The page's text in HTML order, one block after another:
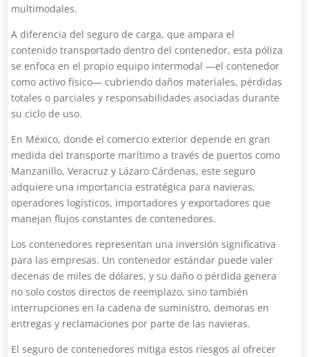
multimodales.
A diferencia del seguro de carga, que ampara el
contenido transportado dentro del contenedor, esta póliza
se enfoca en el propio equipo intermodal —el contenedor
como activo físico— cubriendo daños materiales, pérdidas
totales o parciales y responsabilidades asociadas durante
su ciclo de uso.
En México, donde el comercio exterior depende en gran
medida del transporte marítimo a través de puertos como
Manzanillo, Veracruz y Lázaro Cárdenas, este seguro
adquiere una importancia estratégica para navieras,
operadores logísticos, importadores y exportadores que
manejan flujos constantes de contenedores.
Los contenedores representan una inversión significativa
para las empresas. Un contenedor estándar puede valer
decenas de miles de dólares, y su daño o pérdida genera
no solo costos directos de reemplazo, sino también
interrupciones en la cadena de suministro, demoras en
entregas y reclamaciones por parte de las navieras.
El seguro de contenedores mitiga estos riesgos al ofrecer